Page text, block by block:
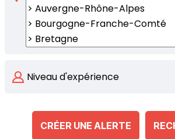
CRÉER UNE ALERTE